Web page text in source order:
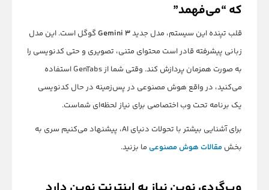
که “می‌فهمد”
قلب تپنده این سیستم، مدل جدیدGemini 3 گوگل است. این مدل
زبانی پیشرفته قادر است محتوای متنی، تصویری و حتی کدنویسی را
به صورت همزمان پردازش کند. وقتی شما از GenTabs استفاده
می‌کنید، در واقع هوش مصنوعی در پس‌زمینه در حال کدنویسی
یک برنامه تحت وب اختصاصی برای نیاز لحظه‌ای شماست.
برای آشنایی بیشتر با تحولات دنیای AI، پیشنهاد می‌کنیم سری به
بخش مقالات هوش مصنوعی ما بزنید.